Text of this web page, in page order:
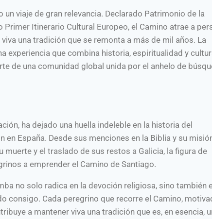
un viaje de gran relevancia. Declarado Patrimonio de la
Itinerario Cultural Europeo, el Camino atrae a
una tradición que se remonta a más de mil años. La
experiencia que combina historia, espiritualidad y
de una comunidad global unida por el anhelo de
ha dejado una huella indeleble en la historia del
España. Desde sus menciones en la Biblia y su
muerte y el traslado de sus restos a Galicia, la figura de
a emprender el Camino de Santiago.
no solo radica en la devoción religiosa, sino también
consigo. Cada peregrino que recorre el Camino,
a mantener viva una tradición que es, en esencia,